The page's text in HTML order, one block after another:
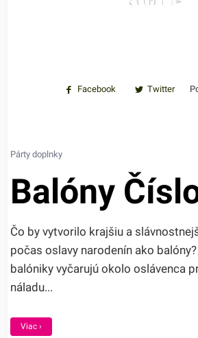
Facebook Twitter
Párty doplnky
Balóny
Čo by vytvorilo krajšiu a
počas oslavy narodenín ako
balóniky vyčarujú okolo oslávenca
náladu...
Viac ›